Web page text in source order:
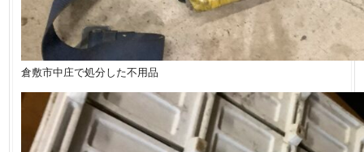
倉敷市中庄で処分した不用品